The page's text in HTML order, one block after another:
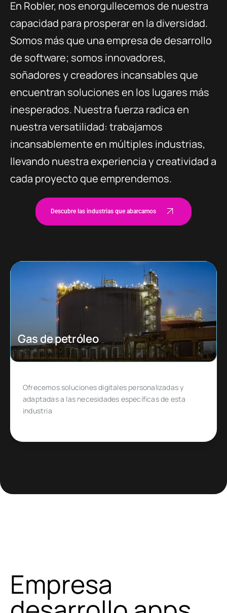
En Robler, nos enorgullecemos de nuestra
capacidad para prosperar en la diversidad.
Somos más que una empresa de desarrollo
de software; somos innovadores,
soñadores y creadores incansables que
encuentran soluciones en los lugares más
inesperados. Nuestra fuerza radica en
nuestra versatilidad: trabajamos
incansablemente en múltiples industrias,
llevando nuestra experiencia y creatividad a
cada proyecto que emprendemos.
Descubre las industrias que abarcamos
Ecommerce
Diseñado para emprendedores y empresas que
quieren ingresar o expandirse en un mercado de
comercio electrónico muy específico
Empresa